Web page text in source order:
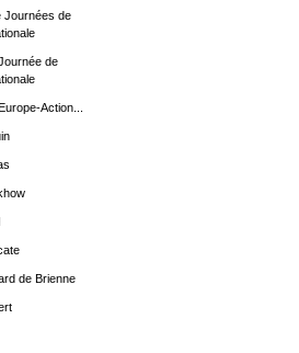
Journées de
de
Action...
de Brienne